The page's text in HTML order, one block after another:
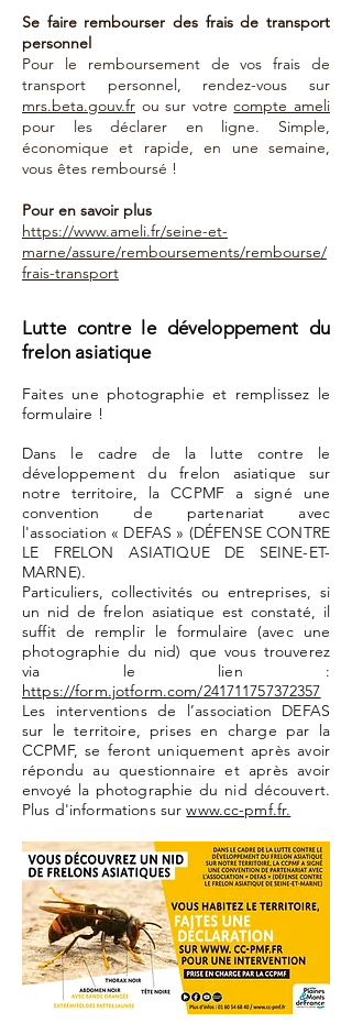
Se faire rembourser des frais de transport
personnel
Pour le remboursement de vos frais de
transport personnel, rendez-vous sur
mrs.beta.gouv.fr ou sur votrecompte ameli
pour les déclarer en ligne. Simple,
économique et rapide, en une semaine,
vous êtes remboursé !
Pour en savoir plus
https://www.ameli.fr/seine-et-
marne/assure/remboursements/rembourse/
frais-transport
Lutte contre le développement du
frelon asiatique
Faites une photographie et remplissez le
formulaire !
Dans le cadre de la lutte contre le
développement du frelon asiatique sur
notre territoire, la CCPMF a signé une
convention de partenariat avec
l'association « DEFAS » (DÉFENSE CONTRE
LE FRELON ASIATIQUE DE SEINE-ET-
MARNE).
Particuliers, collectivités ou entreprises, si
un nid de frelon asiatique est constaté, il
suffit de remplir le formulaire (avec une
photographie du nid) que vous trouverez
via le lien :
https://form.jotform.com/241711757372357
Les interventions de l’association DEFAS
sur le territoire, prises en charge par la
CCPMF, se feront uniquement après avoir
répondu au questionnaire et après avoir
envoyé la photographie du nid découvert.
Plus d'informations surwww.cc-pmf.fr.